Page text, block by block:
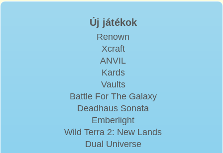
Új játékok
Renown
Xcraft
ANVIL
Kards
Vaults
Battle For The Galaxy
Deadhaus Sonata
Emberlight
Wild Terra 2: New Lands
Dual Universe